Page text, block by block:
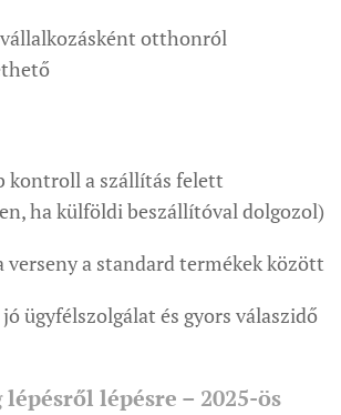
otthonról
kontroll a szállítás felett
ha külföldi beszállítóval dolgozol)
verseny a standard termékek között
ügyfélszolgálat és gyors válaszidő
lépésre – 2025-ös